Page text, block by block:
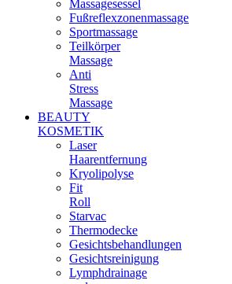
Massagesessel
Fußreflexzonenmassage
Sportmassage
Teilkörper
Massage
Anti
Stress
Massage
BEAUTY
KOSMETIK
Laser
Haarentfernung
Kryolipolyse
Fit
Roll
Starvac
Thermodecke
Gesichtsbehandlungen
Gesichtsreinigung
Lymphdrainage